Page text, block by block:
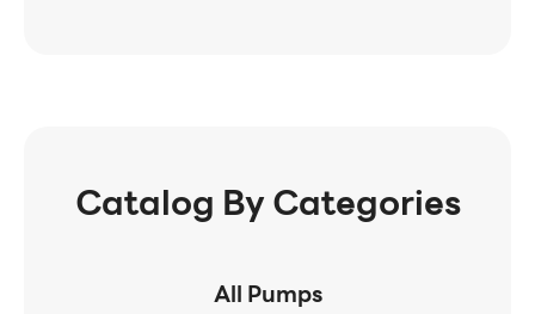
Catalog By Categories
All Pumps